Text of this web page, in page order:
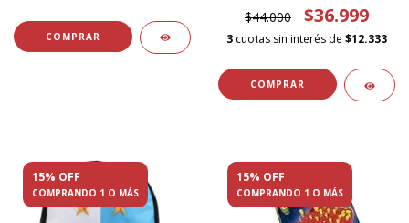
COMPRAR
$44.000 $36.999
3 cuotas sin interés de $12.333
15% OFF
COMPRANDO 1 O MÁS
15% OFF
COMPRANDO 1 O MÁS